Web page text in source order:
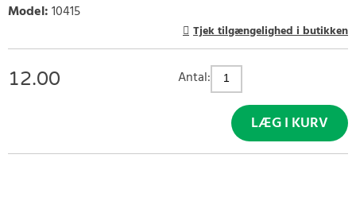
Model:10415
Tjek tilgængelighed i butikken
12.00 Antal:
LÆG I KURV